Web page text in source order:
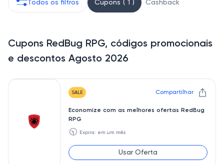
Todos os filtros Cupons ( 1 ) Cashback
Cupons RedBug RPG, códigos promocionais
e descontos Agosto 2026
SALE Compartilhar
Economize com as melhores ofertas RedBug
RPG
🕥 Expira: em um mês
Usar Oferta